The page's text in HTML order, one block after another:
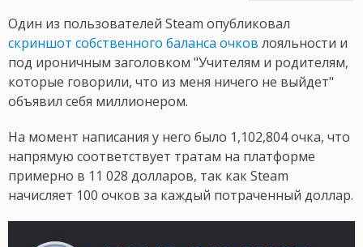
Один из пользователей Steam опубликовал
скриншот собственного баланса очков лояльности и
под ироничным заголовком "Учителям и родителям,
которые говорили, что из меня ничего не выйдет"
объявил себя миллионером.
На момент написания у него было 1,102,804 очка, что
напрямую соответствует тратам на платформе
примерно в 11 028 долларов, так как Steam
начисляет 100 очков за каждый потраченный доллар.